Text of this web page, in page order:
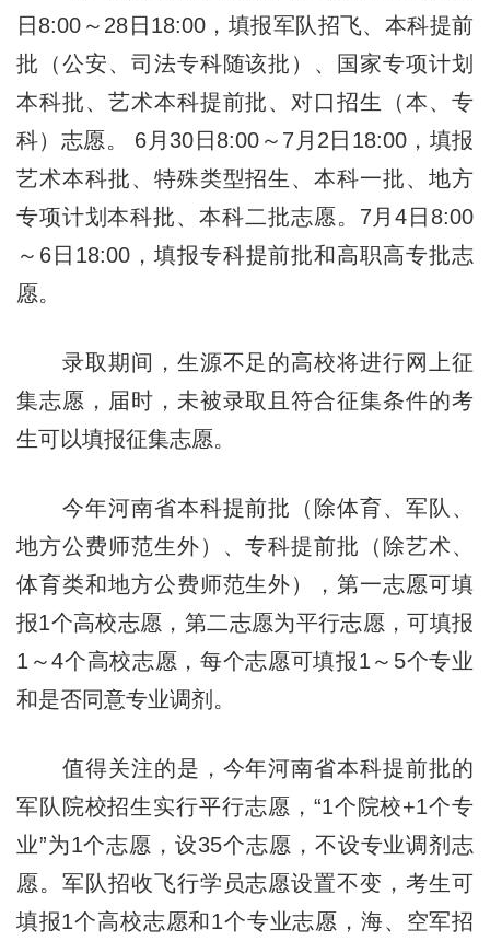
日8:00～28日18:00，填报军队招飞、本科提前
批（公安、司法专科随该批）、国家专项计划
本科批、艺术本科提前批、对口招生（本、专
科）志愿。 6月30日8:00～7月2日18:00，填报
艺术本科批、特殊类型招生、本科一批、地方
专项计划本科批、本科二批志愿。7月4日8:00
～6日18:00，填报专科提前批和高职高专批志
愿。
录取期间，生源不足的高校将进行网上征
集志愿，届时，未被录取且符合征集条件的考
生可以填报征集志愿。
今年河南省本科提前批（除体育、军队、
地方公费师范生外）、专科提前批（除艺术、
体育类和地方公费师范生外），第一志愿可填
报1个高校志愿，第二志愿为平行志愿，可填报
1～4个高校志愿，每个志愿可填报1～5个专业
和是否同意专业调剂。
值得关注的是，今年河南省本科提前批的
军队院校招生实行平行志愿，“1个院校+1个专
业”为1个志愿，设35个志愿，不设专业调剂志
愿。军队招收飞行学员志愿设置不变，考生可
填报1个高校志愿和1个专业志愿，海、空军招